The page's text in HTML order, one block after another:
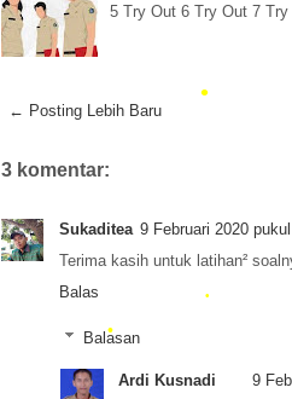
5 Try Out 6 Try Out 7
← Posting Lebih Baru
3 komentar:
Sukaditea 9 Februari 2020
Terima kasih untuk latihan²
Balas
Balasan
Ardi Kusnadi
9